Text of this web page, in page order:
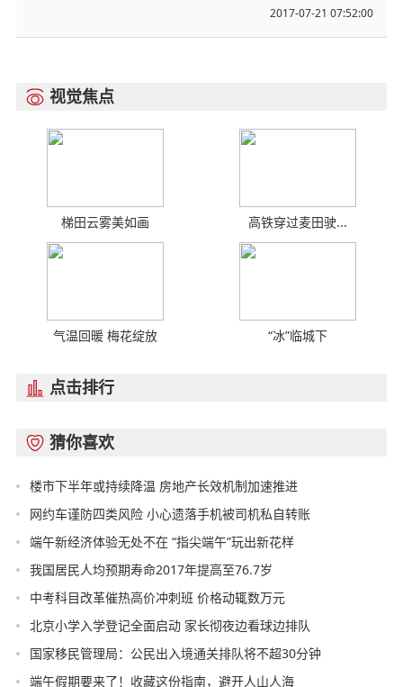
2017-07-21 07:52:00
 视觉焦点
梯田云雾美如画 高铁穿过麦田驶...
气温回暖 梅花绽放 “冰”临城下
 点击排行
 猜你喜欢
楼市下半年或持续降温 房地产长效机制加速推进
网约车谨防四类风险 小心遗落手机被司机私自转账
端午新经济体验无处不在 “指尖端午”玩出新花样
我国居民人均预期寿命2017年提高至76.7岁
中考科目改革催热高价冲刺班 价格动辄数万元
北京小学入学登记全面启动 家长彻夜边看球边排队
国家移民管理局：公民出入境通关排队将不超30分钟
端午假期要来了！收藏这份指南，避开人山人海